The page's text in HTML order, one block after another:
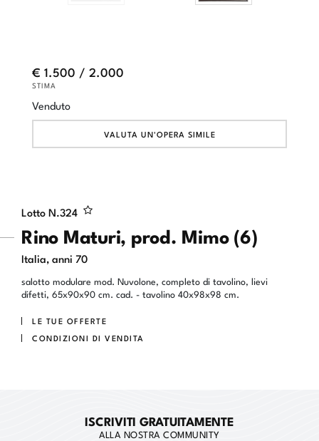
Lotto N.324
Rino Maturi, prod. Mimo (6)
Italia, anni 70
salotto modulare mod. Nuvolone, completo di tavolino, lievi
difetti, 65x90x90 cm. cad. - tavolino 40x98x98 cm.
LE TUE OFFERTE
CONDIZIONI DI VENDITA
€ 1.500 / 2.000
STIMA
Venduto
VALUTA UN'OPERA SIMILE
ISCRIVITI GRATUITAMENTE
ALLA NOSTRA COMMUNITY